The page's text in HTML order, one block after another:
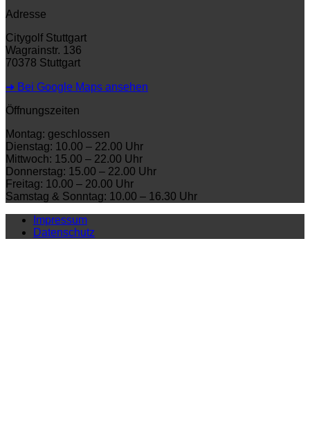
Adresse
Citygolf Stuttgart
Wagrainstr. 136
70378 Stuttgart
➜ Bei Google Maps ansehen
Öffnungszeiten
Montag: geschlossen
Dienstag: 10.00 – 22.00 Uhr
Mittwoch: 15.00 – 22.00 Uhr
Donnerstag: 15.00 – 22.00 Uhr
Freitag: 10.00 – 20.00 Uhr
Samstag & Sonntag: 10.00 – 16.30 Uhr
Impressum
Datenschutz